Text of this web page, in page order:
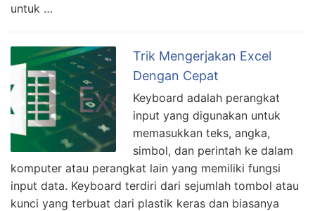
untuk …
Trik Mengerjakan Excel
Dengan Cepat
Keyboard adalah perangkat
input yang digunakan untuk
memasukkan teks, angka,
simbol, dan perintah ke dalam
komputer atau perangkat lain yang memiliki fungsi
input data. Keyboard terdiri dari sejumlah tombol atau
kunci yang terbuat dari plastik keras dan biasanya